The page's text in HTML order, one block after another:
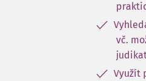
vč.
Využít